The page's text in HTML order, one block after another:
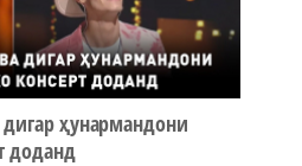
ҳунармандони
доданд